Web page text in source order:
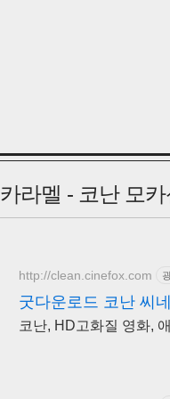
카라멜 - 코난 모
http://clean.cinefox.com
굿다운로드 코난 씨
코난, HD고화질 영화,